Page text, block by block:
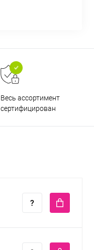
Весь ассортимент
сертифицирован